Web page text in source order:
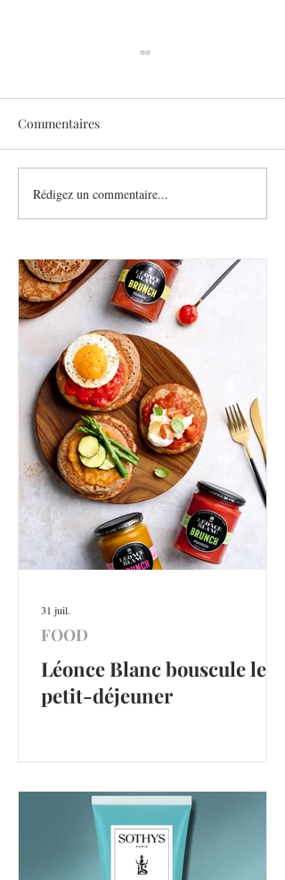
Commentaires
Rédigez un commentaire...
Léonce Blanc bouscule le
petit-déjeuner
FOOD
31 juil.